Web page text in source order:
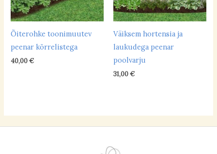
Õiterohke toonimuutev
peenar kõrrelistega
40,00€
Väiksem hortensia ja
laukudega peenar
poolvarju
31,00€